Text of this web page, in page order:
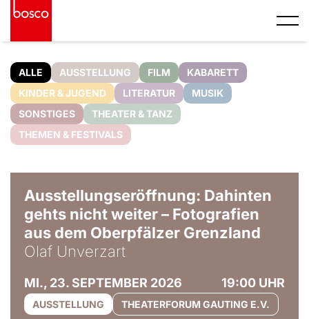
ALLE AUSSTELLUNG FILM
KABARETT
KINDER & JUGEND
LITERATUR
MUSIK
SONSTIGES
THEATER & TANZ
THEMEN & FESTIVALS
Ausstellungseröffnung: Dahinten
gehts nicht weiter – Fotografien
aus dem Oberpfälzer Grenzland
Olaf Unverzart
MI., 23. SEPTEMBER 2026 19:00 UHR
AUSSTELLUNG THEATERFORUM GAUTING E.V.